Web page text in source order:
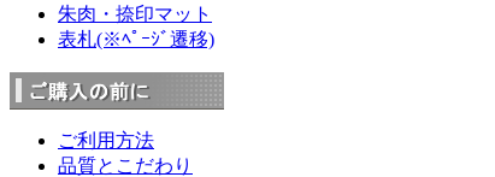
朱肉・捺印マット
表札(※ﾍﾟｰｼﾞ遷移)
ご利用方法
品質とこだわり